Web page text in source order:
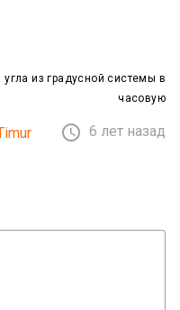
из градусной системы в
часовую
 6 лет назад